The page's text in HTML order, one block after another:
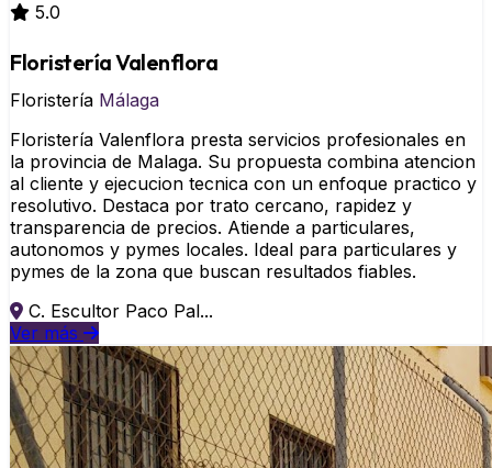
5.0
Floristería Valenflora
Floristería Málaga
Floristería Valenflora presta servicios profesionales en
la provincia de Malaga. Su propuesta combina atencion
al cliente y ejecucion tecnica con un enfoque practico y
resolutivo. Destaca por trato cercano, rapidez y
transparencia de precios. Atiende a particulares,
autonomos y pymes locales. Ideal para particulares y
pymes de la zona que buscan resultados fiables.
C. Escultor Paco Pal...
Ver más